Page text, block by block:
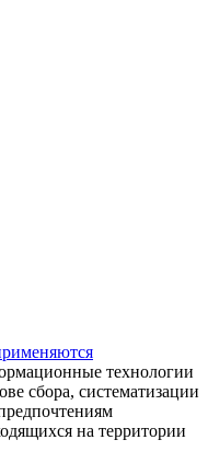
технологии
сбора, систематизации
на территории